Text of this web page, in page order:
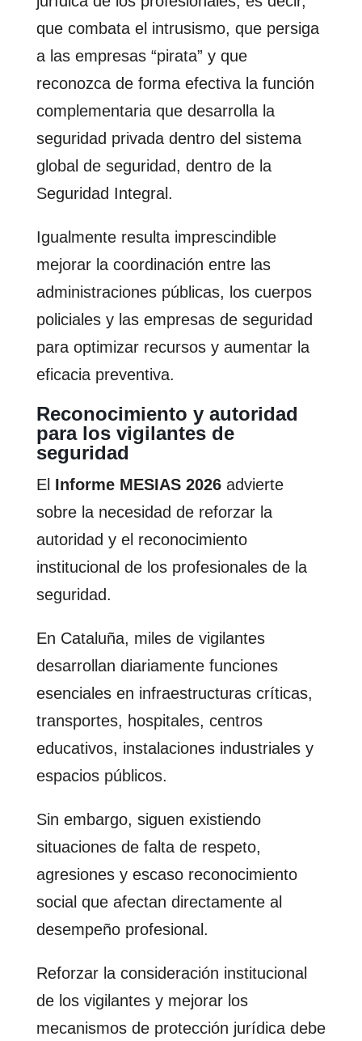
que combata el intrusismo, que persiga
a las empresas “pirata” y que
reconozca de forma efectiva la función
complementaria que desarrolla la
seguridad privada dentro del sistema
global de seguridad, dentro de la
Seguridad Integral.
Igualmente resulta imprescindible
mejorar la coordinación entre las
administraciones públicas, los cuerpos
policiales y las empresas de seguridad
para optimizar recursos y aumentar la
eficacia preventiva.
Reconocimiento y autoridad
para los vigilantes de
seguridad
El Informe MESIAS 2026advierte
sobre la necesidad de reforzar la
autoridad y el reconocimiento
institucional de los profesionales de la
seguridad.
En Cataluña, miles de vigilantes
desarrollan diariamente funciones
esenciales en infraestructuras críticas,
transportes, hospitales, centros
educativos, instalaciones industriales y
espacios públicos.
Sin embargo, siguen existiendo
situaciones de falta de respeto,
agresiones y escaso reconocimiento
social que afectan directamente al
desempeño profesional.
Reforzar la consideración institucional
de los vigilantes y mejorar los
mecanismos de protección jurídica debe